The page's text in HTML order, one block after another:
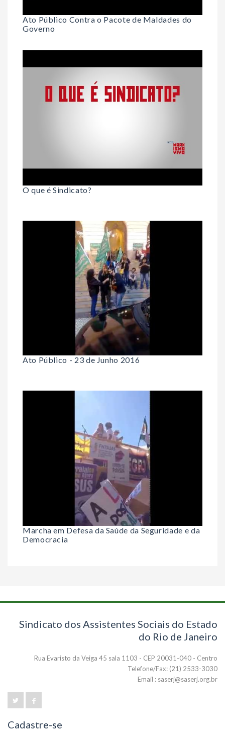
Ato Público Contra o Pacote de Maldades do
Governo
O que é Sindicato?
Ato Público - 23 de Junho 2016
Marcha em Defesa da Saúde da Seguridade e da
Democracia
Sindicato dos Assistentes Sociais do Estado
do Rio de Janeiro
Rua Evaristo da Veiga 45 sala 1103 - CEP 20031-040 - Centro
Telefone/Fax: (21) 2533-3030
Email : saserj@saserj.org.br
Cadastre-se